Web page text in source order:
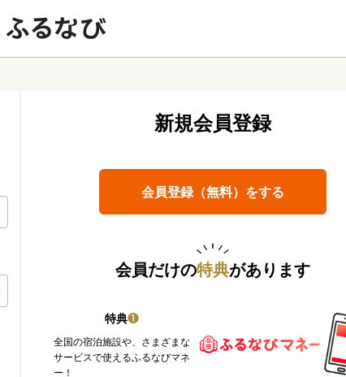
新規会員登録
会員登録（無料）をする
会員だけの特典があります
特典❶
全国の宿泊施設や、さまざまな
サービスで使えるふるなびマネ
ー！